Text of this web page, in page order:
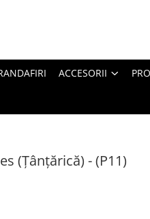
ACCESORII
(Țânțărică) - (P11)